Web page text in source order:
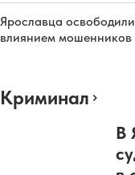
Ярославца освободили
влиянием мошенников
Криминал
В